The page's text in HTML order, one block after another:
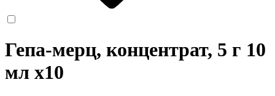
Гепа-мерц, концентрат, 5 г 10
мл x10